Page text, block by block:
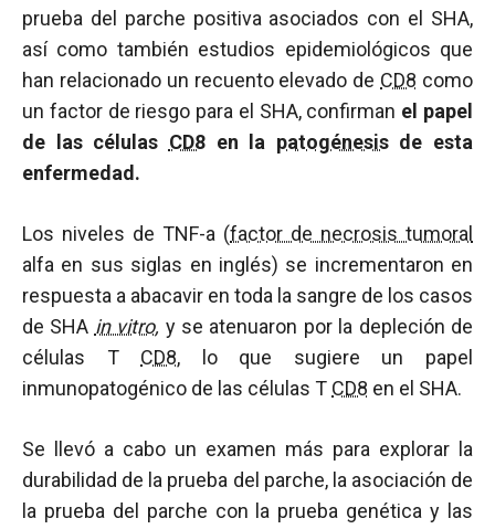
prueba del parche positiva asociados con el SHA,
así como también estudios epidemiológicos que
han relacionado un recuento elevado de CD8 como
un factor de riesgo para el SHA, confirman el papel
de las células CD8en la patogénesisde esta
enfermedad.
Los niveles de TNF-a (factor de necrosis tumoral
alfa en sus siglas en inglés) se incrementaron en
respuesta a abacavir en toda la sangre de los casos
de SHA in vitro, y se atenuaron por la depleción de
células T CD8, lo que sugiere un papel
inmunopatogénico de las células T CD8 en el SHA.
Se llevó a cabo un examen más para explorar la
durabilidad de la prueba del parche, la asociación de
la prueba del parche con la prueba genética y las